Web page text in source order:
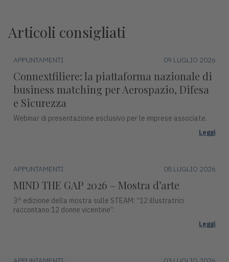
Articoli consigliati
APPUNTAMENTI 09 LUGLIO 2026
Connextfiliere: la piattaforma nazionale di
business matching per Aerospazio, Difesa
e Sicurezza
Webinar di presentazione esclusivo per le imprese associate.
Leggi
APPUNTAMENTI 08 LUGLIO 2026
MIND THE GAP 2026 – Mostra d’arte
3^ edizione della mostra sulle STEAM: “12 illustratrici
raccontano 12 donne vicentine”.
Leggi